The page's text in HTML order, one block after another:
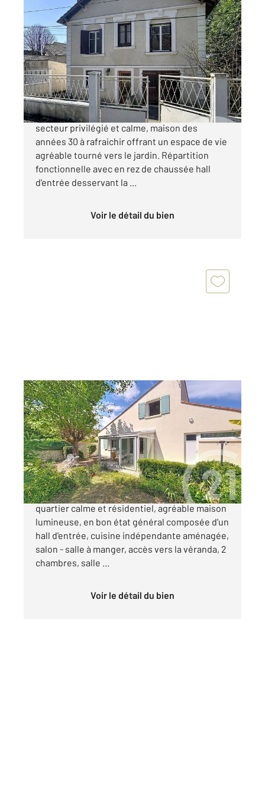
L ISLE D ESPAGNAC 16
110 m2, 5 pièces
Ref : 4464
Maison à vendre
171 200 €
C en EXCLUSIVITE - Isle d'Espagnac, dans un
secteur privilégié et calme, maison des
années 30 à rafraichir offrant un espace de vie
agréable tourné vers le jardin. Répartition
fonctionnelle avec en rez de chaussée hall
d'entrée desservant la ...
Voir le détail du bien
L ISLE D ESPAGNAC 16
103,50 m2, 6 pièces
Ref : 7687
Maison à vendre
169 600 €
C A VENDRE CHEZ C21 - L' ISLE D'ESPAGNAC,
quartier calme et résidentiel, agréable maison
lumineuse, en bon état général composée d'un
hall d'entrée, cuisine indépendante aménagée,
salon - salle à manger, accès vers la véranda, 2
chambres, salle ...
Voir le détail du bien